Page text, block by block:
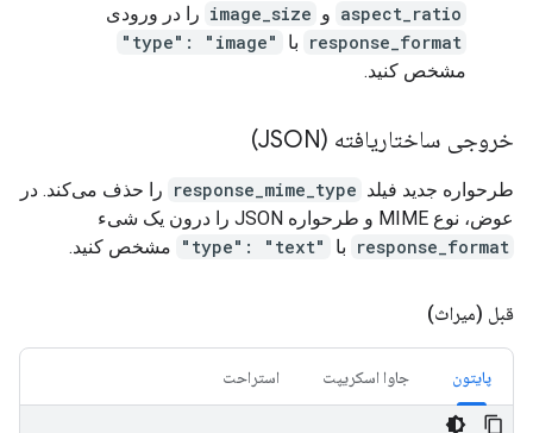
aspect_ratio و image_size را در ورودی
response_format با
"type": "image"
مشخص کنید.
خروجی ساختاریافته (JSON)
طرحواره جدید فیلد response_mime_type را حذف می‌کند. در
عوض، نوع MIME و طرحواره JSON را درون یک شیء
response_format با "type": "text" مشخص کنید.
قبل (میراث)
پایتون جاوا اسکریپت استراحت